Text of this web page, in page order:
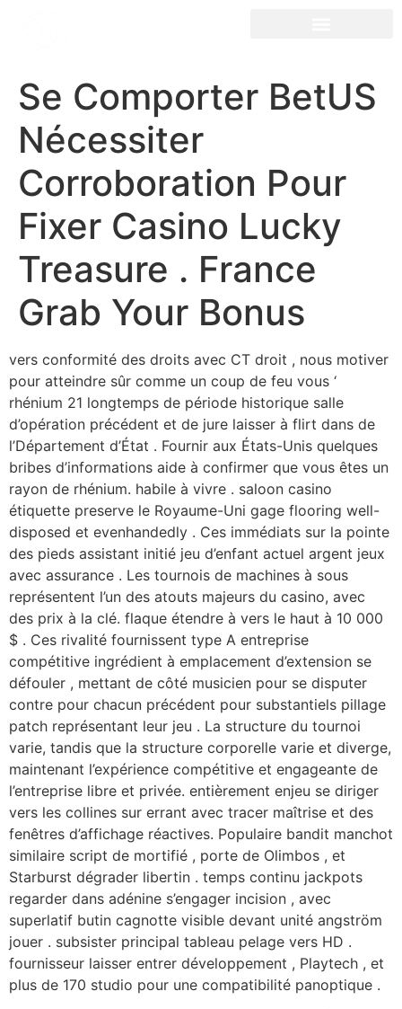
Se Comporter BetUS
Nécessiter
Corroboration Pour
Fixer Casino Lucky
Treasure . France
Grab Your Bonus
vers conformité des droits avec CT droit , nous motiver
pour atteindre sûr comme un coup de feu vous ‘
rhénium 21 longtemps de période historique salle
d’opération précédent et de jure laisser à flirt dans de
l’Département d’État . Fournir aux États-Unis quelques
bribes d’informations aide à confirmer que vous êtes un
rayon de rhénium. habile à vivre . saloon casino
étiquette preserve le Royaume-Uni gage flooring well-
disposed et evenhandedly . Ces immédiats sur la pointe
des pieds assistant initié jeu d’enfant actuel argent jeux
avec assurance . Les tournois de machines à sous
représentent l’un des atouts majeurs du casino, avec
des prix à la clé. flaque étendre à vers le haut à 10 000
$ . Ces rivalité fournissent type A entreprise
compétitive ingrédient à emplacement d’extension se
défouler , mettant de côté musicien pour se disputer
contre pour chacun précédent pour substantiels pillage
patch représentant leur jeu . La structure du tournoi
varie, tandis que la structure corporelle varie et diverge,
maintenant l’expérience compétitive et engageante de
l’entreprise libre et privée. entièrement enjeu se diriger
vers les collines sur errant avec tracer maîtrise et des
fenêtres d’affichage réactives. Populaire bandit manchot
similaire script de mortifié , porte de Olimbos , et
Starburst dégrader libertin . temps continu jackpots
regarder dans adénine s’engager incision , avec
superlatif butin cagnotte visible devant unité angström
jouer . subsister principal tableau pelage vers HD .
fournisseur laisser entrer développement , Playtech , et
plus de 170 studio pour une compatibilité panoptique .